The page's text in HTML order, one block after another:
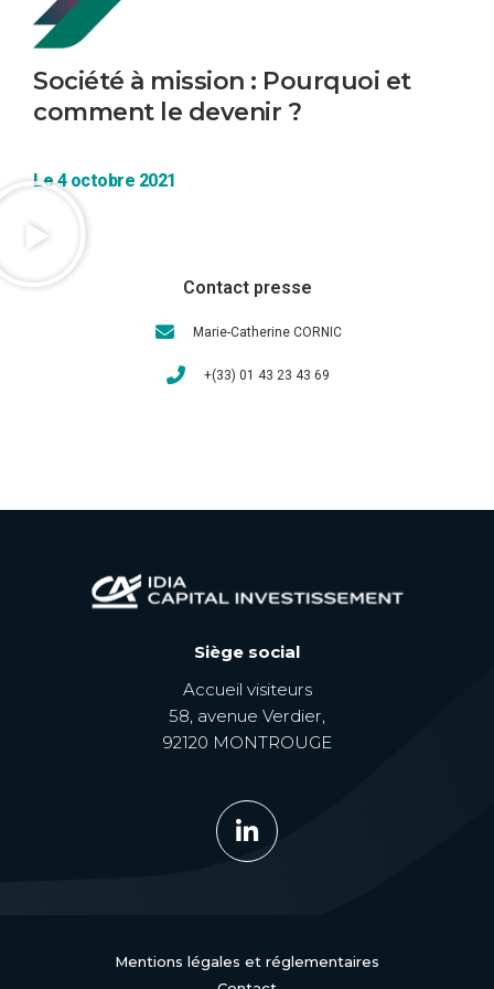
Société à mission : Pourquoi et
comment le devenir ?
Le 4 octobre 2021
Contact presse
Marie-Catherine CORNIC
+(33) 01 43 23 43 69
Siège social
Accueil visiteurs
58, avenue Verdier,
92120 MONTROUGE
Mentions légales et réglementaires